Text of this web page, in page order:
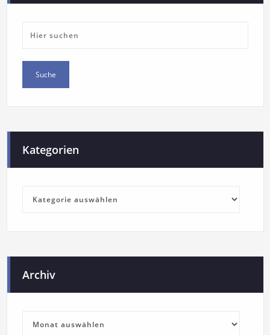
Kategorien
Archiv